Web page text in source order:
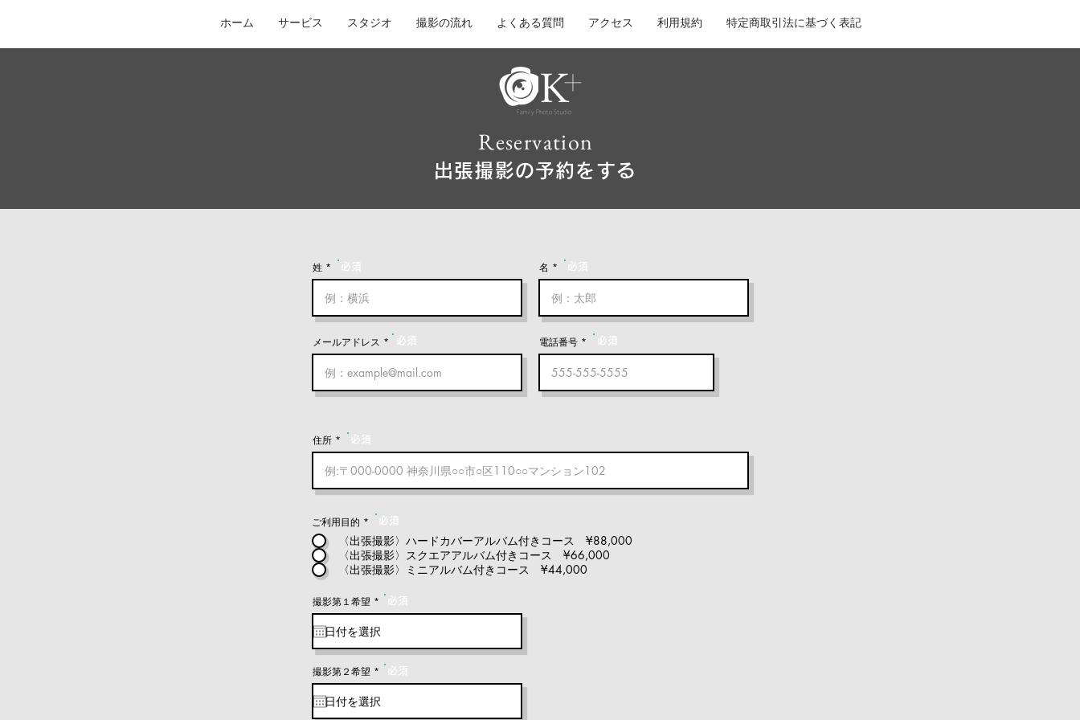
ホーム サービス スタジオ 撮影の流れ よくある質問 アクセス 利用規約 特定商取引法に基づく表記
出張撮影の予約をする
Reservation
姓 必須 名 必須
メールアドレス 必須 必須
電話番号
住所 必須
必須
ご利用目的 *
〈出張撮影〉ハードカバーアルバム付きコース ¥88,000
〈出張撮影〉スクエアアルバム付きコース ¥66,000
〈出張撮影〉ミニアルバム付きコース ¥44,000
撮影第１希望 *
e
u
i
r
e
必須
撮影第２希望 *
e
u
i
必須